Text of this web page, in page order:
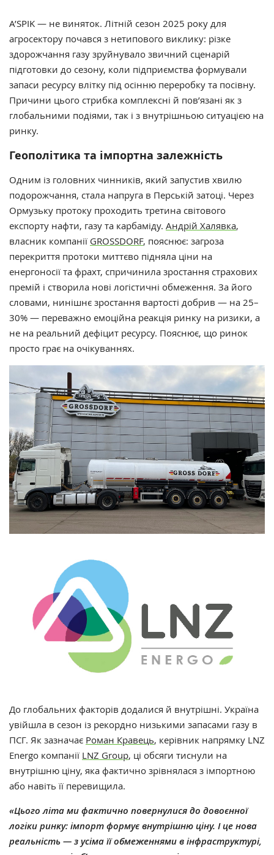
A’SPIK — не виняток. Літній сезон 2025 року для
агросектору почався з нетипового виклику: різке
здорожчання газу зруйнувало звичний сценарій
підготовки до сезону, коли підприємства формували
запаси ресурсу влітку під осінню переробку та посівну.
Причини цього стрибка комплексні й пов’язані як з
глобальними подіями, так і з внутрішньою ситуацією на
ринку.
Геополітика та імпортна залежність
Одним із головних чинників, який запустив хвилю
подорожчання, стала напруга в Перській затоці. Через
Ормузьку протоку проходить третина світового
експорту нафти, газу та карбаміду. Андрій Халявка,
власник компанії GROSSDORF, пояснює: загроза
перекриття протоки миттєво підняла ціни на
енергоносії та фрахт, спричинила зростання страхових
премій і створила нові логістичні обмеження. За його
словами, нинішнє зростання вартості добрив — на 25–
30% — переважно емоційна реакція ринку на ризики, а
не на реальний дефіцит ресурсу. Пояснює, що ринок
просто грає на очікуваннях.
До глобальних факторів додалися й внутрішні. Україна
увійшла в сезон із рекордно низькими запасами газу в
ПСГ. Як зазначає Роман Кравець, керівник напрямку LNZ
Energo компанії LNZ Group, ці обсяги тиснули на
внутрішню ціну, яка фактично зрівнялася з імпортною
або навіть її перевищила.
«Цього літа ми фактично повернулися до довоєнної
логіки ринку: імпорт формує внутрішню ціну. І це нова
реальність — з усіма її обмеженнями в інфраструктурі,